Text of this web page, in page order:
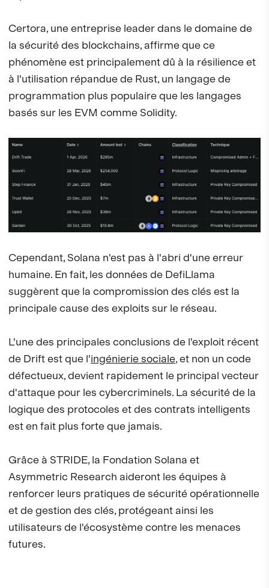
Certora, une entreprise leader dans le domaine de
la sécurité des blockchains, affirme que ce
phénomène est principalement dû à la résilience et
à l'utilisation répandue de Rust, un langage de
programmation plus populaire que les langages
basés sur les EVM comme Solidity.
Cependant, Solana n'est pas à l'abri d'une erreur
humaine. En fait, les données de DefiLlama
suggèrent que la compromission des clés est la
principale cause des exploits sur le réseau.
L'une des principales conclusions de l'exploit récent
de Drift est que l'ingénierie sociale, et non un code
défectueux, devient rapidement le principal vecteur
d'attaque pour les cybercriminels. La sécurité de la
logique des protocoles et des contrats intelligents
est en fait plus forte que jamais.
Grâce à STRIDE, la Fondation Solana et
Asymmetric Research aideront les équipes à
renforcer leurs pratiques de sécurité opérationnelle
et de gestion des clés, protégeant ainsi les
utilisateurs de l'écosystème contre les menaces
futures.